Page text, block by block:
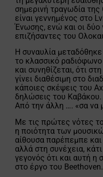
σημερινή τραγωδία της
είναι γεννημένος στο
Ένωσης, ενώ και οι δύο
επιζήσαντες του
Η συναυλία
το κλασσικό
και συνηθίζεται, ότι
γίνει διαθέσιμη στο
κάποιες σκέψεις του
δηλώσεις του Καβάκου.
Από την άλλη …. «σα να
Με τις πρώτες νότες
η ποιότητα των
αίθουσα παρέπεμπε και
αλλά στη συνέχεια,
γεγονός ότι και αυτή η
στο έργο του Beethoven.